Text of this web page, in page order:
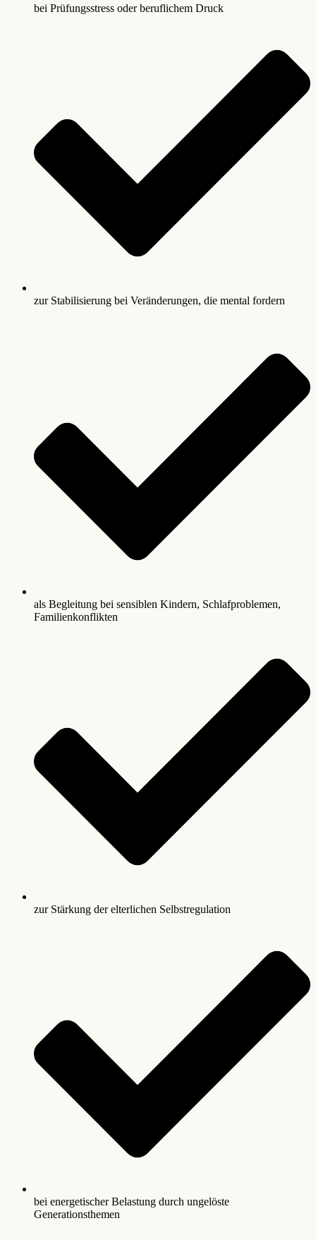
bei Prüfungsstress oder beruflichem Druck
zur Stabilisierung bei Veränderungen, die mental fordern
als Begleitung bei sensiblen Kindern, Schlafproblemen,
Familienkonflikten
zur Stärkung der elterlichen Selbstregulation
bei energetischer Belastung durch ungelöste
Generationsthemen